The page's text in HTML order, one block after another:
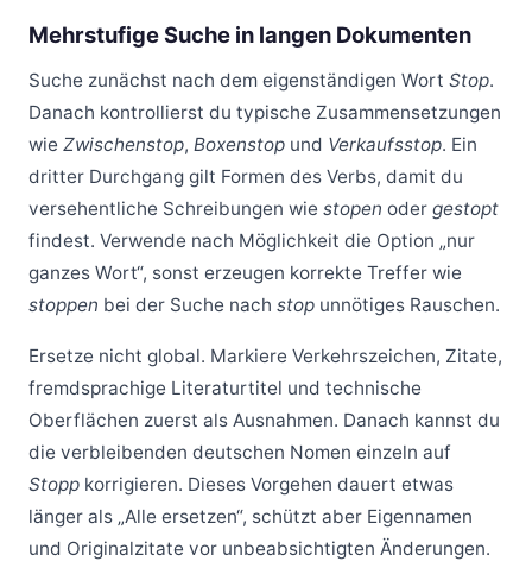
Mehrstufige Suche in langen Dokumenten
Suche zunächst nach dem eigenständigen Wort Stop.
Danach kontrollierst du typische Zusammensetzungen
wie Zwischenstop, Boxenstop und Verkaufsstop. Ein
dritter Durchgang gilt Formen des Verbs, damit du
versehentliche Schreibungen wie stopen oder gestopt
findest. Verwende nach Möglichkeit die Option „nur
ganzes Wort“, sonst erzeugen korrekte Treffer wie
stoppen bei der Suche nach stop unnötiges Rauschen.
Ersetze nicht global. Markiere Verkehrszeichen, Zitate,
fremdsprachige Literaturtitel und technische
Oberflächen zuerst als Ausnahmen. Danach kannst du
die verbleibenden deutschen Nomen einzeln auf
Stopp korrigieren. Dieses Vorgehen dauert etwas
länger als „Alle ersetzen“, schützt aber Eigennamen
und Originalzitate vor unbeabsichtigten Änderungen.